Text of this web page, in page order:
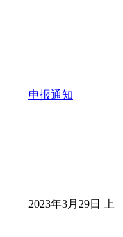
申报通知
2023年3月29日 上